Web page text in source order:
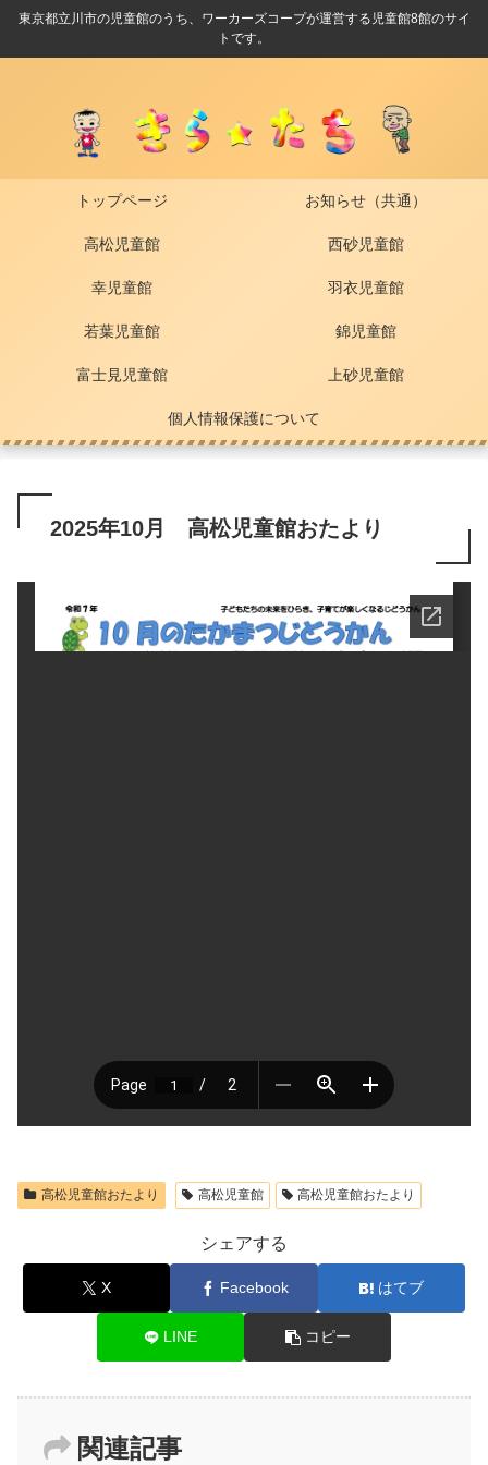
東京都立川市の児童館のうち、ワーカーズコープが運営する児童館8館のサイ
トです。
トップページ お知らせ（共通）
高松児童館 西砂児童館
幸児童館 羽衣児童館
若葉児童館 錦児童館
富士見児童館 上砂児童館
個人情報保護について
2025年10月 高松児童館おたより
高松児童館おたより 高松児童館 高松児童館おたより
シェアする
X Facebook はてブ
LINE コピー
関連記事